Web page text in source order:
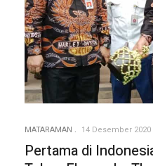
MATARAMAN 14 Desember 2020
Pertama di